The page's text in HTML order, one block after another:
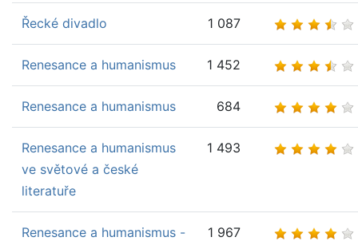
Řecké divadlo 1 087
Renesance a humanismus 1 452
Renesance a humanismus 684
Renesance a humanismus
ve světové a české
literatuře
1 493
Renesance a humanismus -
1 967